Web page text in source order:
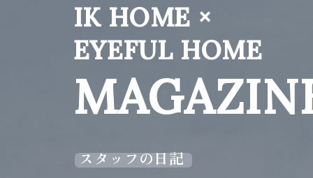
IK HOME ×
EYEFUL HOME
スタッフの日記